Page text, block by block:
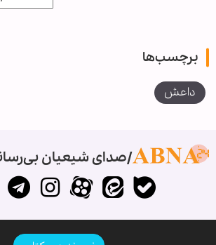
برچسب‌ها
داعش
صدای شیعیان